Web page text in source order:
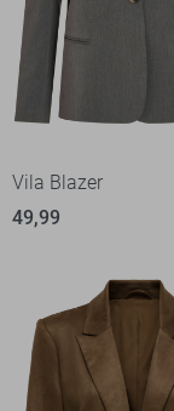
Vila Blazer
49,99